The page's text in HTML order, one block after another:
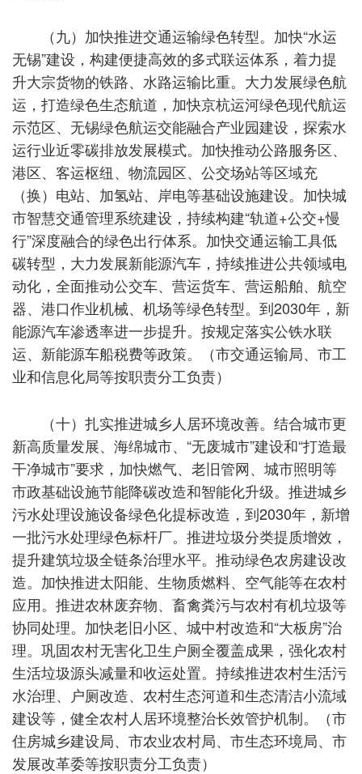
（九）加快推进交通运输绿色转型。加快“水运
无锡”建设，构建便捷高效的多式联运体系，着力提
升大宗货物的铁路、水路运输比重。大力发展绿色航
运，打造绿色生态航道，加快京杭运河绿色现代航运
示范区、无锡绿色航运交能融合产业园建设，探索水
运行业近零碳排放发展模式。加快推动公路服务区、
港区、客运枢纽、物流园区、公交场站等区域充
（换）电站、加氢站、岸电等基础设施建设。加快城
市智慧交通管理系统建设，持续构建“轨道+公交+慢
行”深度融合的绿色出行体系。加快交通运输工具低
碳转型，大力发展新能源汽车，持续推进公共领域电
动化，全面推动公交车、营运货车、营运船舶、航空
器、港口作业机械、机场等绿色转型。到2030年，新
能源汽车渗透率进一步提升。按规定落实公铁水联
运、新能源车船税费等政策。（市交通运输局、市工
业和信息化局等按职责分工负责）
（十）扎实推进城乡人居环境改善。结合城市更
新高质量发展、海绵城市、“无废城市”建设和“打造最
干净城市”要求，加快燃气、老旧管网、城市照明等
市政基础设施节能降碳改造和智能化升级。推进城乡
污水处理设施设备绿色化提标改造，到2030年，新增
一批污水处理绿色标杆厂。推进垃圾分类提质增效，
提升建筑垃圾全链条治理水平。推动绿色农房建设改
造。加快推进太阳能、生物质燃料、空气能等在农村
应用。推进农林废弃物、畜禽粪污与农村有机垃圾等
协同处理。加快老旧小区、城中村改造和“大板房”治
理。巩固农村无害化卫生户厕全覆盖成果，强化农村
生活垃圾源头减量和收运处置。持续推进农村生活污
水治理、户厕改造、农村生态河道和生态清洁小流域
建设等，健全农村人居环境整治长效管护机制。（市
住房城乡建设局、市农业农村局、市生态环境局、市
发展改革委等按职责分工负责）